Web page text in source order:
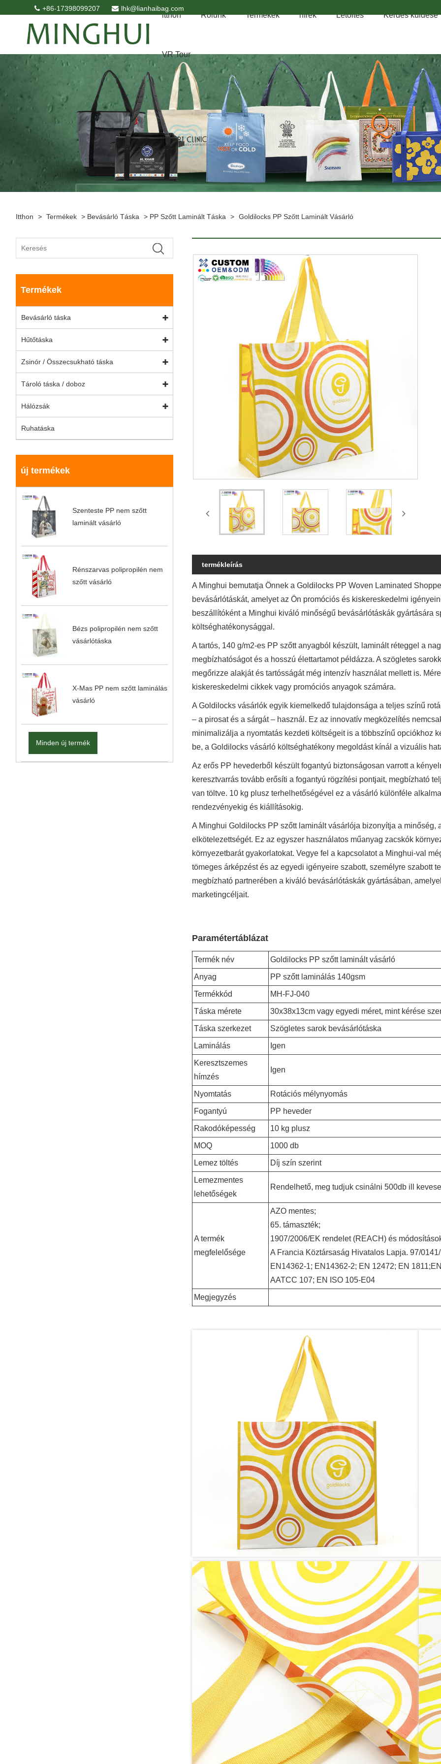
+86-17398099207 lhk@lianhaibag.com
itthon Rólunk Termékek hírek Letöltés Kérdés küldése
VR Tour
Itthon > Termékek > Bevásárló Táska > PP Szőtt Laminált Táska > Goldilocks PP Szőtt Laminált Vásárló
Termékek
Bevásárló táska
Hűtőtáska
Zsinór / Összecsukható táska
Tároló táska / doboz
Hálózsák
Ruhatáska
új termékek
Szenteste PP nem szőtt
laminált vásárló
Rénszarvas polipropilén nem
szőtt vásárló
Bézs polipropilén nem szőtt
vásárlótáska
X-Mas PP nem szőtt laminálás
vásárló
Minden új termék
termékleírás
A Minghui bemutatja Önnek a Goldilocks PP Woven Laminated
bevásárlótáskát, amelyet az Ön promóciós és kiskereskedelmi
beszállítóként a Minghui kiváló minőségű bevásárlótáskák gyártására
költséghatékonysággal.
A tartós, 140 g/m2-es PP szőtt anyagból készült, laminált réteggel a
megbízhatóságot és a hosszú élettartamot példázza. A szögletes
megőrizze alakját és tartósságát még intenzív használat mellett is.
kiskereskedelmi cikkek vagy promóciós anyagok számára.
A Goldilocks vásárlók egyik kiemelkedő tulajdonsága a teljes színű
– a pirosat és a sárgát – használ. Ez az innovatív megközelítés
minimalizálja a nyomtatás kezdeti költségeit is a többszínű opciókhoz
be, a Goldilocks vásárló költséghatékony megoldást kínál a vizuális
Az erős PP hevederből készült fogantyú biztonságosan varrott a
keresztvarrás tovább erősíti a fogantyú rögzítési pontjait, megbízható
van töltve. 10 kg plusz terhelhetőségével ez a vásárló különféle
rendezvényekig és kiállításokig.
A Minghui Goldilocks PP szőtt laminált vásárlója bizonyítja a minőség,
elkötelezettségét. Ez az egyszer használatos műanyag zacskók
környezetbarát gyakorlatokat. Vegye fel a kapcsolatot a Minghui-val
tömeges árképzést és az egyedi igényeire szabott, személyre szabott
megbízható partnerében a kiváló bevásárlótáskák gyártásában,
marketingcéljait.
Paramétertáblázat
Termék név Goldilocks PP szőtt laminált vásárló
Anyag PP szőtt laminálás 140gsm
Termékkód MH-FJ-040
Táska mérete 30x38x13cm vagy egyedi méret, mint kérése
Táska szerkezet Szögletes sarok bevásárlótáska
Laminálás Igen
Keresztszemes
hímzés
Igen
Nyomtatás Rotációs mélynyomás
Fogantyú PP heveder
Rakodóképesség 10 kg plusz
MOQ 1000 db
Lemez töltés Díj szín szerint
Lemezmentes
lehetőségek
Rendelhető, meg tudjuk csinálni 500db ill
A termék
megfelelősége
AZO mentes;
65. támaszték;
1907/2006/EK rendelet (REACH) és
A Francia Köztársaság Hivatalos Lapja. 97/
EN14362-1; EN14362-2; EN 12472; EN
AATCC 107; EN ISO 105-E04
Megjegyzés